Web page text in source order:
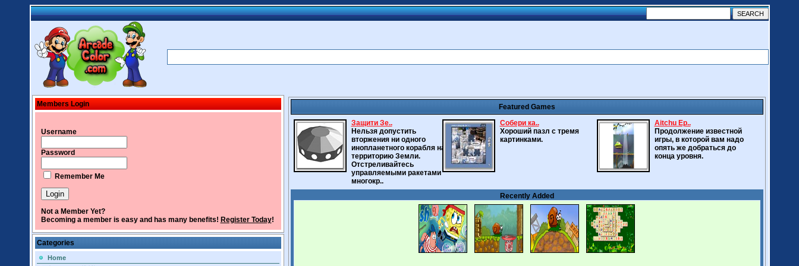
Members Login
Username
Password
Remember Me
Not a Member Yet?
Becoming a member is easy and has many benefits! Register Today!
Categories
Home
Featured Games
Защити Зе..
Нельзя допустить
вторжения ни одного
инопланетного корабля на
территорию Земли.
Отстреливайтесь
управляемыми ракетами
многокр..
Собери ка..
Хороший пазл с тремя
картинками.
Aitchu Ep..
Продолжение известной
игры, в которой вам надо
опять же добраться до
конца уровня.
Recently Added